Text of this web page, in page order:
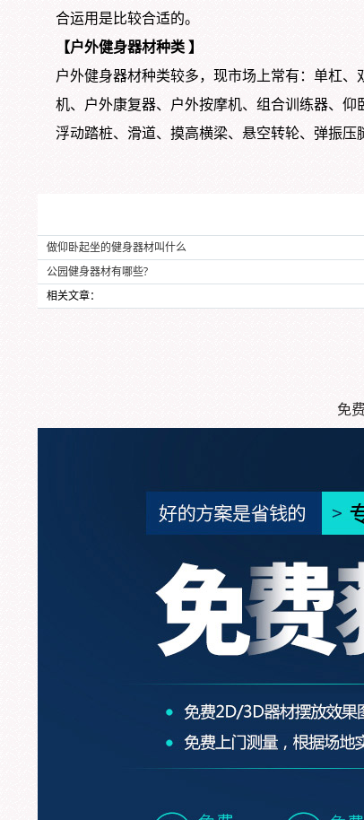
合运用是比较合适的。
【户外健身器材种类 】
户外健身器材种类较多，现市场上常有：单杠
机、户外康复器、户外按摩机、组合训练器、仰
浮动踏桩、滑道、摸高横梁、悬空转轮、弹振
做仰卧起坐的健身器材叫什么
公园健身器材有哪些?
相关文章：
免